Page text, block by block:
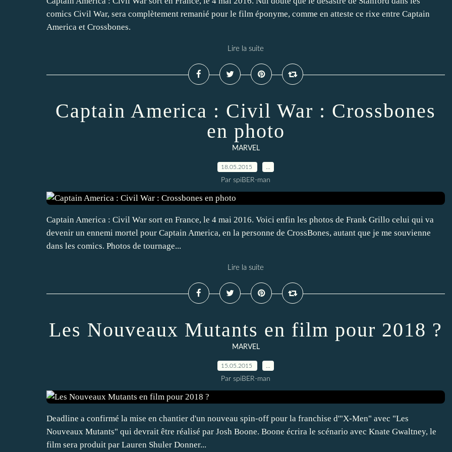
comics Civil War, sera complètement remanié pour le film éponyme, comme en atteste ce rixe entre Captain
America et Crossbones.
Lire la suite
Captain America : Civil War : Crossbones
en photo
MARVEL
18.05.2015
Par spiBER-man
Captain America : Civil War sort en France, le 4 mai 2016. Voici enfin les photos de Frank Grillo celui qui va
devenir un ennemi mortel pour Captain America, en la personne de CrossBones, autant que je me souvienne
dans les comics. Photos de tournage...
Lire la suite
Les Nouveaux Mutants en film pour 2018 ?
MARVEL
15.05.2015
Par spiBER-man
Deadline a confirmé la mise en chantier d'un nouveau spin-off pour la franchise d'"X-Men" avec "Les
Nouveaux Mutants" qui devrait être réalisé par Josh Boone. Boone écrira le scénario avec Knate Gwaltney, le
film sera produit par Lauren Shuler Donner...